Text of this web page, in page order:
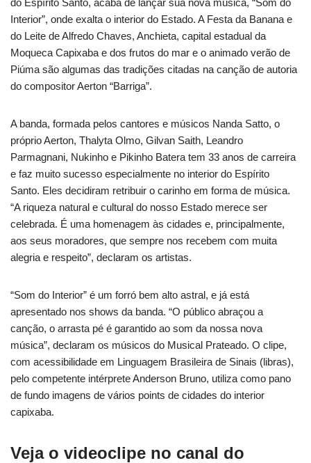
Interior”, onde exalta o interior do Estado. A Festa da Banana e
do Leite de Alfredo Chaves, Anchieta, capital estadual da
Moqueca Capixaba e dos frutos do mar e o animado verão de
Piúma são algumas das tradições citadas na canção de autoria
do compositor Aerton “Barriga”.
A banda, formada pelos cantores e músicos Nanda Satto, o
próprio Aerton, Thalyta Olmo, Gilvan Saith, Leandro
Parmagnani, Nukinho e Pikinho Batera tem 33 anos de carreira
e faz muito sucesso especialmente no interior do Espírito
Santo. Eles decidiram retribuir o carinho em forma de música.
“A riqueza natural e cultural do nosso Estado merece ser
celebrada. É uma homenagem às cidades e, principalmente,
aos seus moradores, que sempre nos recebem com muita
alegria e respeito”, declaram os artistas.
“Som do Interior” é um forró bem alto astral, e já está
apresentado nos shows da banda. “O público abraçou a
canção, o arrasta pé é garantido ao som da nossa nova
música”, declaram os músicos do Musical Prateado. O clipe,
com acessibilidade em Linguagem Brasileira de Sinais (libras),
pelo competente intérprete Anderson Bruno, utiliza como pano
de fundo imagens de vários points de cidades do interior
capixaba.
Veja o videoclipe no canal do